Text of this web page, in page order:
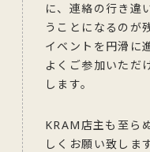
に、連絡の行き違
うことになるのが
イベントを円滑に
よくご参加いただ
します。
KRAM店主も至ら
しくお願い致します